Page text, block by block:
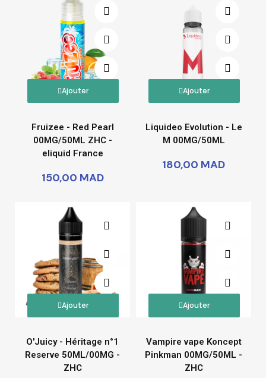
Ajouter
Fruizee - Red Pearl
00MG/50ML ZHC -
eliquid France
150,00 MAD
Ajouter
Liquideo Evolution - Le
M 00MG/50ML
180,00 MAD
Ajouter
O'Juicy - Héritage n°1
Reserve 50ML/00MG -
ZHC
Ajouter
Vampire vape Koncept
Pinkman 00MG/50ML -
ZHC